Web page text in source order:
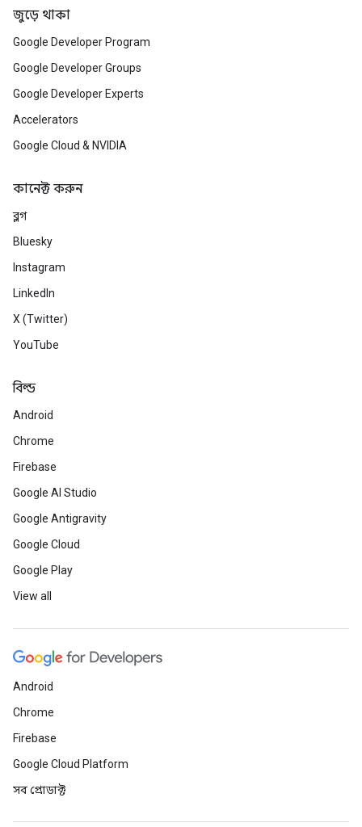
জুড়ে থাকা
Google Developer Program
Google Developer Groups
Google Developer Experts
Accelerators
Google Cloud & NVIDIA
কানেক্ট করুন
ব্লগ
Bluesky
Instagram
LinkedIn
X (Twitter)
YouTube
বিল্ড
Android
Chrome
Firebase
Google AI Studio
Google Antigravity
Google Cloud
Google Play
View all
Android
Chrome
Firebase
Google Cloud Platform
সব প্রোডাক্ট